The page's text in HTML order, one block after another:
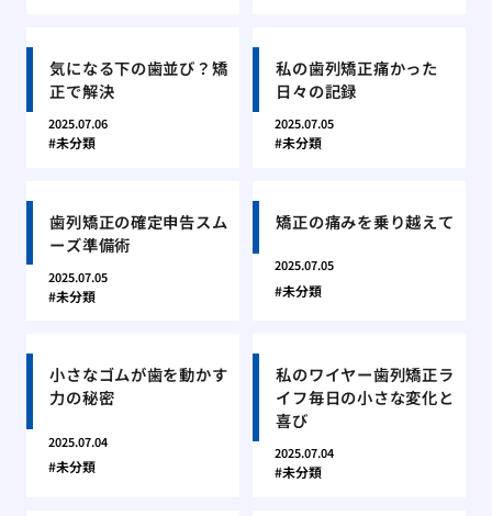
気になる下の歯並び？矯
正で解決
2025.07.06
未分類
私の歯列矯正痛かった
日々の記録
2025.07.05
未分類
歯列矯正の確定申告スム
ーズ準備術
2025.07.05
未分類
矯正の痛みを乗り越えて
2025.07.05
未分類
小さなゴムが歯を動かす
力の秘密
2025.07.04
未分類
私のワイヤー歯列矯正ラ
イフ毎日の小さな変化と
喜び
2025.07.04
未分類